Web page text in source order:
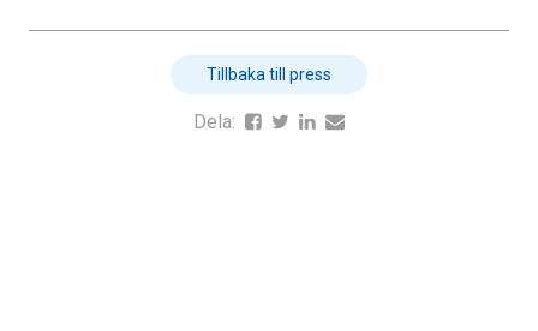
Tillbaka till press
Dela: